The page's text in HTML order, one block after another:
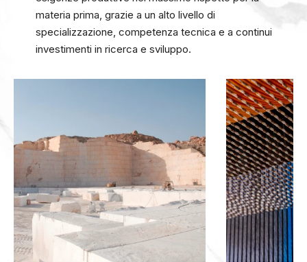
materia prima, grazie a un alto livello di
specializzazione, competenza tecnica e a continui
investimenti in ricerca e sviluppo.